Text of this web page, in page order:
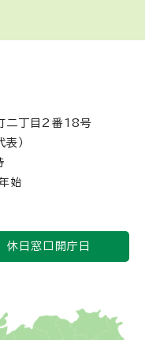
丁目2番18号
）
始
休日窓口開庁日